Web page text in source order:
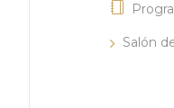
Salón